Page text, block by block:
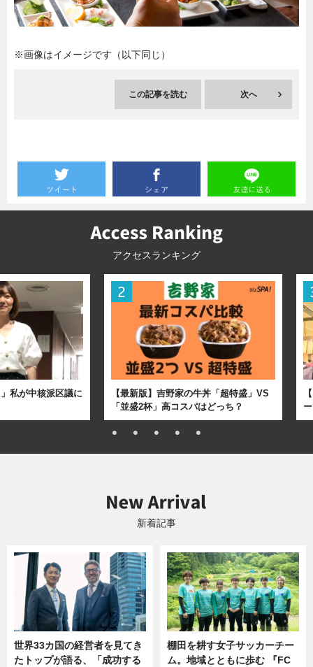
暮らし エンタメ
※画像はイメージです（以下同じ）
この記事を読む 次へ
アクセスランキング
私が中核派区議に
【最新版】吉野家の牛丼「超特盛」VS
「並盛2杯」高コスパはどっち？
新着記事
世界33カ国の経営者を見てき
たトップが語る、「成功する
棚田を耕す女子サッカーチー
ム。地域とともに歩む 『FC